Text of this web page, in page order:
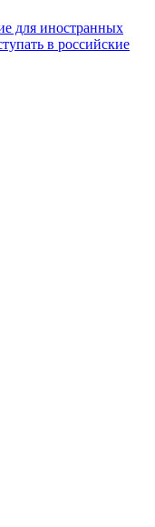
для иностранных
в российские